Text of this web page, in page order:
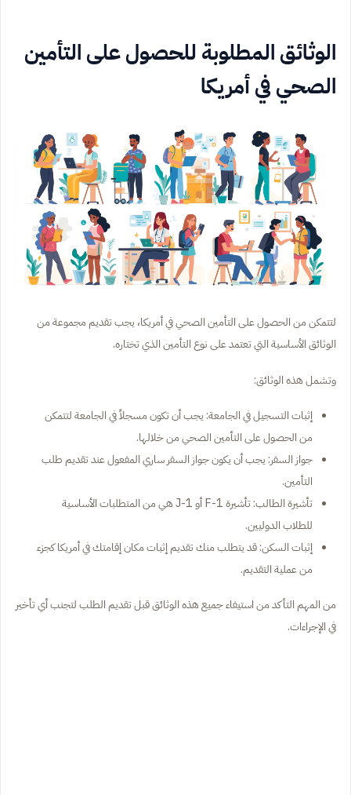
الوثائق المطلوبة للحصول على التأمين
الصحي في أمريكا
لتتمكن من الحصول على التأمين الصحي في أمريكا، يجب تقديم مجموعة من
الوثائق الأساسية التي تعتمد على نوع التأمين الذي تختاره.
وتشمل هذه الوثائق:
إثبات التسجيل في الجامعة: يجب أن تكون مسجلاً في الجامعة لتتمكن
من الحصول على التأمين الصحي من خلالها.
جواز السفر: يجب أن يكون جواز السفر ساري المفعول عند تقديم طلب
التأمين.
تأشيرة الطالب: تأشيرة F-1 أو J-1 هي من المتطلبات الأساسية
للطلاب الدوليين.
إثبات السكن: قد يتطلب منك تقديم إثبات مكان إقامتك في أمريكا كجزء
من عملية التقديم.
من المهم التأكد من استيفاء جميع هذه الوثائق قبل تقديم الطلب لتجنب أي تأخير
في الإجراءات.